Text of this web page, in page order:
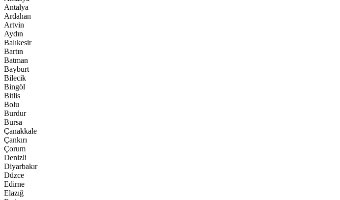
Antalya
Ardahan
Artvin
Aydın
Balıkesir
Bartın
Batman
Bayburt
Bilecik
Bingöl
Bitlis
Bolu
Burdur
Bursa
Çanakkale
Çankırı
Çorum
Denizli
Diyarbakır
Düzce
Edirne
Elazığ